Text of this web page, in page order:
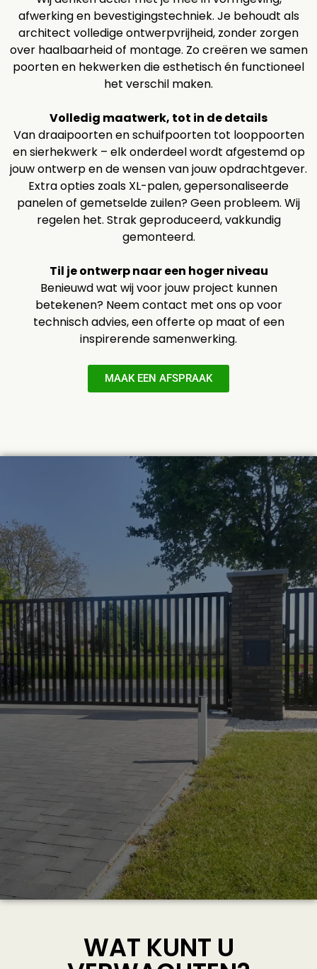
afwerking en bevestigingstechniek. Je behoudt als
architect volledige ontwerpvrijheid, zonder zorgen
over haalbaarheid of montage. Zo creëren we samen
poorten en hekwerken die esthetisch én functioneel
het verschil maken.
Volledig maatwerk, tot in de details
Van draaipoorten en schuifpoorten tot looppoorten
en sierhekwerk – elk onderdeel wordt afgestemd op
jouw ontwerp en de wensen van jouw opdrachtgever.
Extra opties zoals XL-palen, gepersonaliseerde
panelen of gemetselde zuilen? Geen probleem. Wij
regelen het. Strak geproduceerd, vakkundig
gemonteerd.
Til je ontwerp naar een hoger niveau
Benieuwd wat wij voor jouw project kunnen
betekenen? Neem contact met ons op voor
technisch advies, een offerte op maat of een
inspirerende samenwerking.
MAAK EEN AFSPRAAK
WAT KUNT U